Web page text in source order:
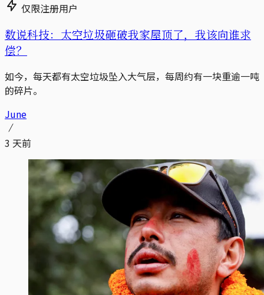
仅限注册用户
数说科技：太空垃圾砸破我家屋顶了，我该向谁求
偿？
如今，每天都有太空垃圾坠入大气层，每周约有一块重逾一吨
的碎片。
June
3 天前